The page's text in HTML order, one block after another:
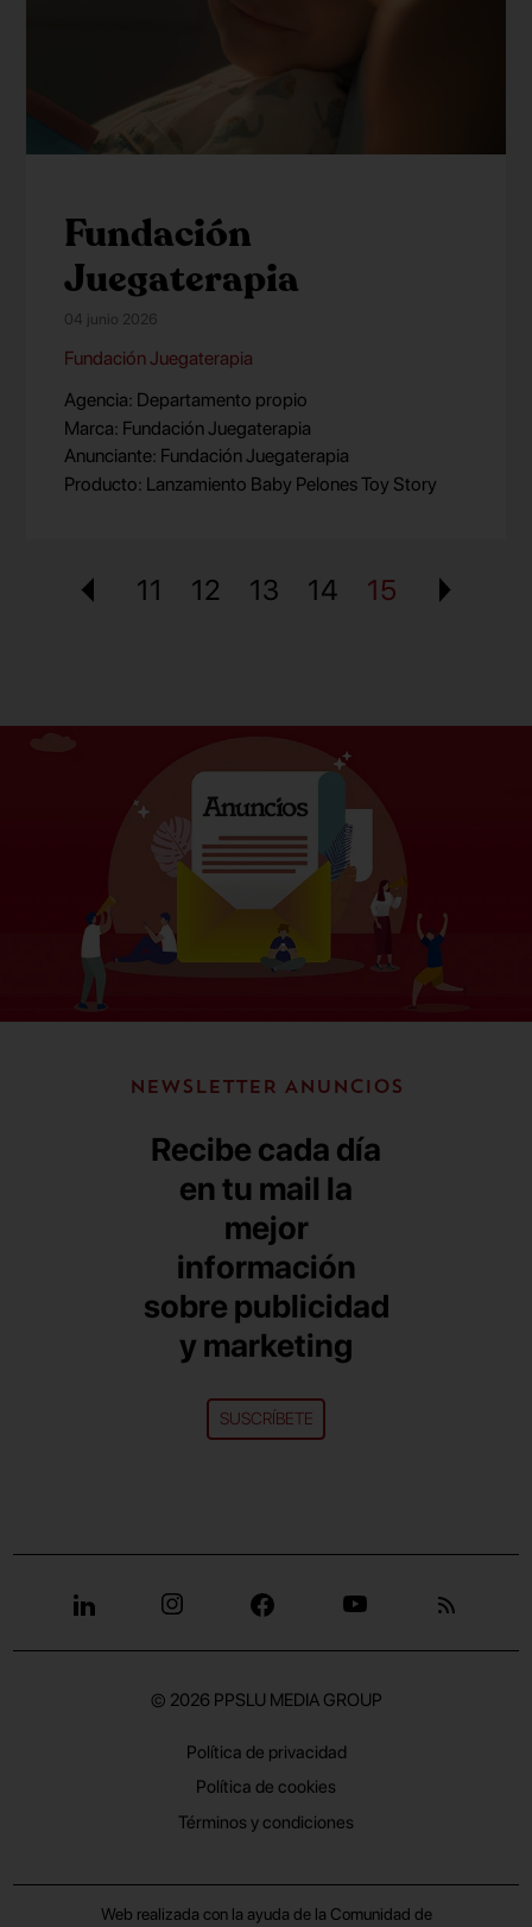
Fundación
Juegaterapia
04 junio 2026
Fundación Juegaterapia
Agencia: Departamento propio
Marca: Fundación Juegaterapia
Anunciante: Fundación Juegaterapia
Producto: Lanzamiento Baby Pelones Toy Story
11 12 13 14 15
NEWSLETTER ANUNCIOS
Recibe cada día
en tu mail la
mejor
información
sobre publicidad
y marketing
SUSCRÍBETE
© 2026 PPSLU MEDIA GROUP
Política de privacidad
Política de cookies
Términos y condiciones
Web realizada con la ayuda de la Comunidad de